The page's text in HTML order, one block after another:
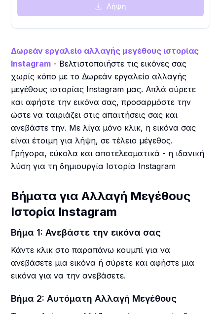
Λήψη
Δωρεάν εργαλείο αλλαγής μεγέθους ιστορίας
Instagram - Βελτιστοποιήστε τις εικόνες σας
χωρίς κόπο με το Δωρεάν εργαλείο αλλαγής
μεγέθους ιστορίας Instagram μας. Απλά σύρετε
και αφήστε την εικόνα σας, προσαρμόστε την
ώστε να ταιριάζει στις απαιτήσεις σας και
ανεβάστε την. Με λίγα μόνο κλικ, η εικόνα σας
είναι έτοιμη για λήψη, σε τέλειο μέγεθος.
Γρήγορα, εύκολα και αποτελεσματικά - η ιδανική
λύση για τη δημιουργία Ιστορία Instagram
Βήματα για Αλλαγή Μεγέθους
Ιστορία Instagram
Βήμα 1: Ανεβάστε την εικόνα σας
Κάντε κλικ στο παραπάνω κουμπί για να
ανεβάσετε μια εικόνα ή σύρετε και αφήστε μια
εικόνα για να την ανεβάσετε.
Βήμα 2: Αυτόματη Αλλαγή Μεγέθους